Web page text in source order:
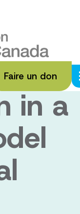
Faire un don
in a